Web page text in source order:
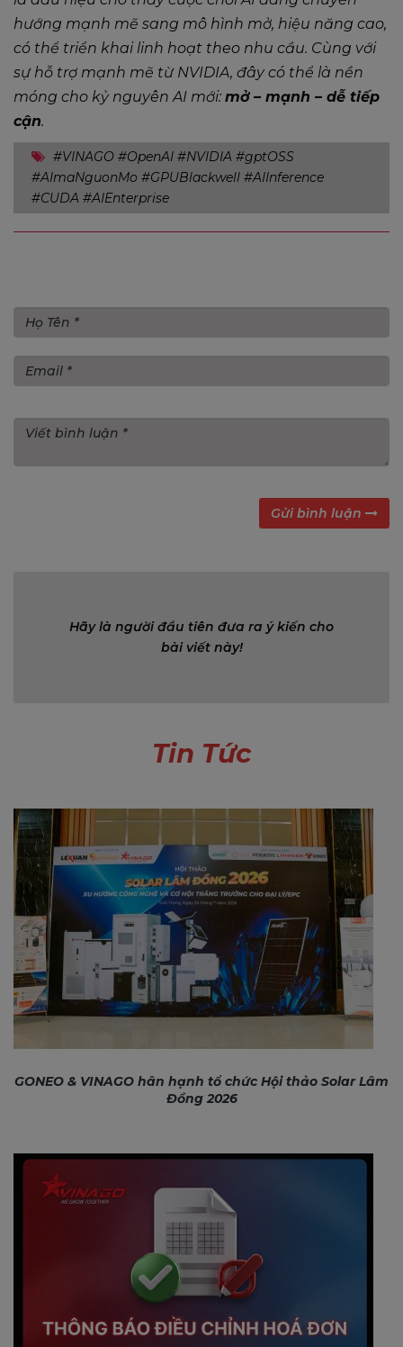
hướng mạnh mẽ sang mô hình mở, hiệu năng cao,
có thể triển khai linh hoạt theo nhu cầu. Cùng với
sự hỗ trợ mạnh mẽ từ NVIDIA, đây có thể là nền
móng cho kỷ nguyên AI mới: mở – mạnh – dễ tiếp
cận.
#VINAGO #OpenAI #NVIDIA #gptOSS
#AImaNguonMo #GPUBlackwell #AIInference
#CUDA #AIEnterprise
Gửi bình luận
Hãy là người đầu tiên đưa ra ý kiến cho
bài viết này!
Tin Tức
GONEO & VINAGO hân hạnh tổ chức Hội thảo Solar Lâm
Đồng 2026